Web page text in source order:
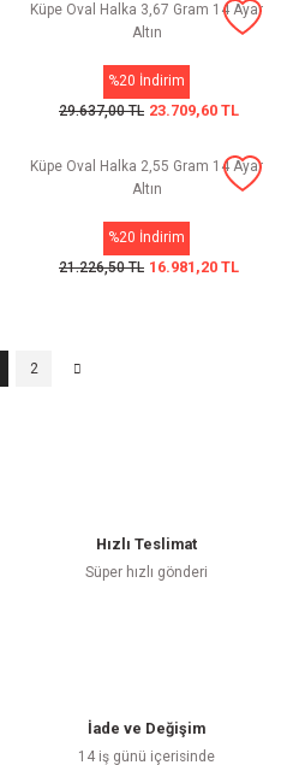
Küpe Oval Halka 3,67 Gram 14 Ayar
Altın
%20 İndirim
29.637,00 TL 23.709,60 TL
Küpe Oval Halka 2,55 Gram 14 Ayar
Altın
%20 İndirim
21.226,50 TL 16.981,20 TL
2
Hızlı Teslimat
Süper hızlı gönderi
İade ve Değişim
14 iş günü içerisinde